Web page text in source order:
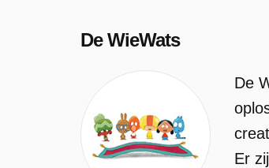
De WieWats
De
Er